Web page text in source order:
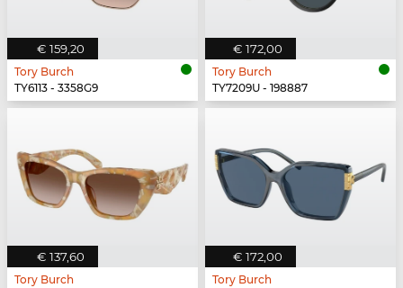
€ 159,20
Tory Burch
TY6113 - 3358G9
€ 172,00
Tory Burch
TY7209U - 198887
€ 137,60
Tory Burch
€ 172,00
Tory Burch